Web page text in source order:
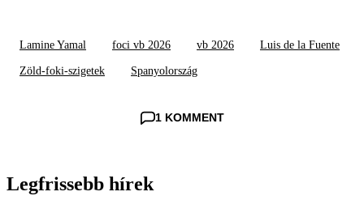
Lamine Yamal foci vb 2026 vb 2026 Luis de la Fuente
Zöld-foki-szigetek Spanyolország
1 KOMMENT
Legfrissebb hírek